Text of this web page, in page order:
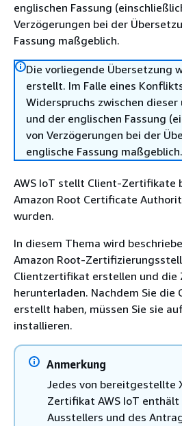
englischen Fassung
Verzögerungen bei der
Fassung maßgeblich.
Die vorliegende Übersetzung
erstellt. Im Falle eines
Widerspruchs zwischen
und der englischen Fassung
von Verzögerungen bei der
englische Fassung maßgeblich.
AWS IoT stellt Client-Zertifikate
Amazon Root Certificate
wurden.
In diesem Thema wird
Amazon Root-
Clientzertifikat erstellen und
herunterladen. Nachdem Sie
erstellt haben, müssen Sie sie
installieren.
Anmerkung
Jedes von bereitgestellte
Zertifikat AWS IoT
Ausstellers und des